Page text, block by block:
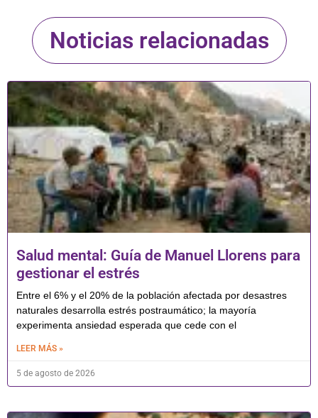
Noticias relacionadas
Salud mental: Guía de Manuel Llorens para
gestionar el estrés
Entre el 6% y el 20% de la población afectada por desastres
naturales desarrolla estrés postraumático; la mayoría
experimenta ansiedad esperada que cede con el
LEER MÁS »
5 de agosto de 2026